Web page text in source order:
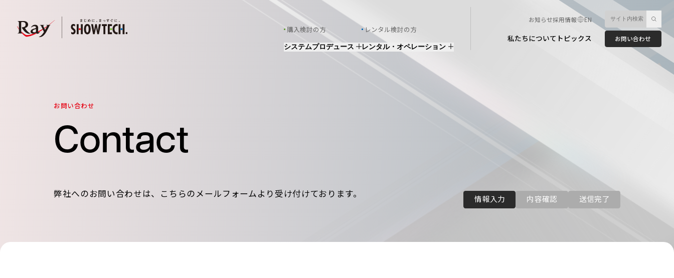
購入検討の方
システムプロデュース
レンタル検討の方
レンタル・オペレーション
お知らせ採用情報 EN
私たちについて トピックス お問い合わせ
お問い合わせ
Contact
弊社へのお問い合わせは、こちらのメールフォームより受け付けております。 情報入力 内容確認 送信完了